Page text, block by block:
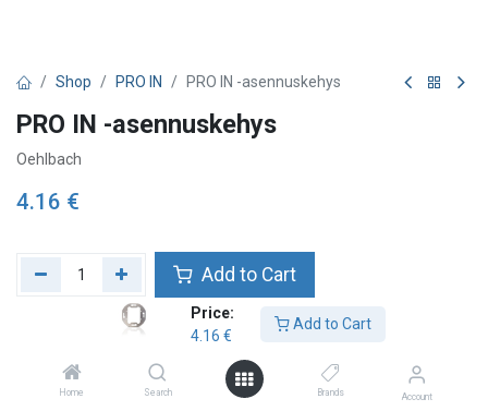
Price:
4.16 €
Add to Cart
Home Search Brands Account
Shop PRO IN PRO IN -asennuskehys
PRO IN -asennuskehys
Oehlbach
4.16 €
Add to Cart
Add to wishlist